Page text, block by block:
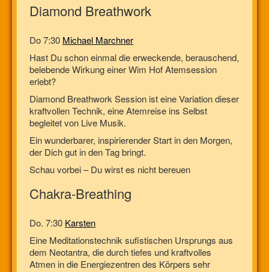
Diamond Breathwork
Do 7:30 Michael Marchner
Hast Du schon einmal die erweckende, berauschend,
belebende Wirkung einer Wim Hof Atemsession
erlebt?
Diamond Breathwork Session ist eine Variation dieser
kraftvollen Technik, eine Atemreise ins Selbst
begleitet von Live Musik.
Ein wunderbarer, inspirierender Start in den Morgen,
der Dich gut in den Tag bringt.
Schau vorbei – Du wirst es nicht bereuen
Chakra-Breathing
Do. 7:30 Karsten
Eine Meditationstechnik sufistischen Ursprungs aus
dem Neotantra, die durch tiefes und kraftvolles
Atmen in die Energiezentren des Körpers sehr